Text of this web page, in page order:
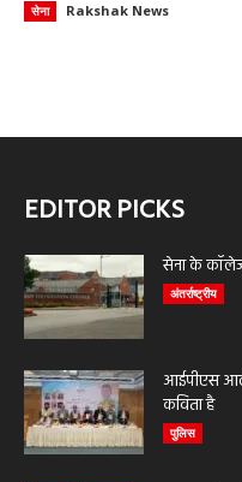
सेना Rakshak News
EDITOR PICKS
सेना के
अंतर्राष्ट्रीय
आईपीएस
कविता है
पुलिस